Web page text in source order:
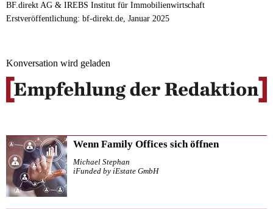
BF.direkt AG & IREBS Institut für Immobilienwirtschaft
Erstveröffentlichung: bf-direkt.de, Januar 2025
Konversation wird geladen
Wenn Family Offices sich öffnen
Michael Stephan
iFunded by iEstate GmbH